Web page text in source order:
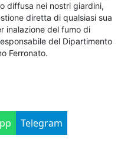
diffusa nei nostri giardini,
diretta di qualsiasi sua
inalazione del fumo di
del Dipartimento
Ferronato.
Telegram